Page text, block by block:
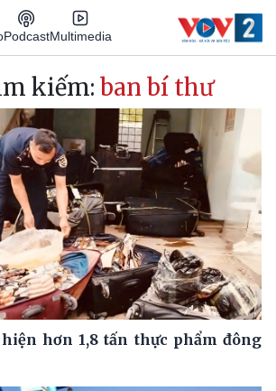
PodcastMultimedia
kiếm: ban bí thư
hơn 1,8 tấn thực phẩm đông